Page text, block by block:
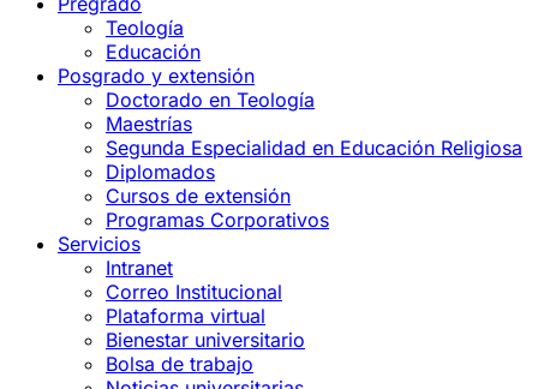
Teología
Educación
Posgrado y extensión
Doctorado en Teología
Maestrías
Segunda Especialidad en Educación Religiosa
Diplomados
Cursos de extensión
Programas Corporativos
Servicios
Intranet
Correo Institucional
Plataforma virtual
Bienestar universitario
Bolsa de trabajo